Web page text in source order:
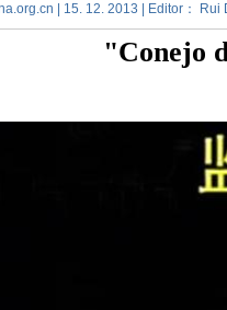
| 15. 12. 2013 | Editor： Rui
"Conejo